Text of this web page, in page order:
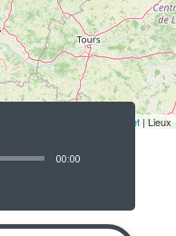
Leaflet | Lieux
00:00